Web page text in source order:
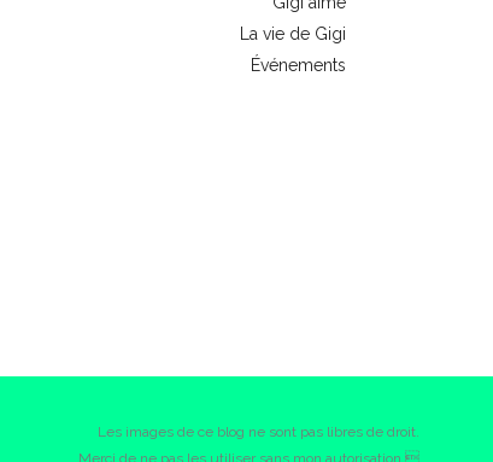
La vie de Gigi
Événements
Les images de ce blog ne sont pas libres de droit.
Merci de ne pas les utiliser sans mon autorisation.